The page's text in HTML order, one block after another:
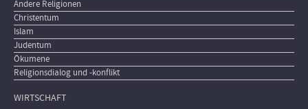
Andere Religionen
Christentum
Islam
Judentum
Ökumene
Religionsdialog und -konflikt
WIRTSCHAFT